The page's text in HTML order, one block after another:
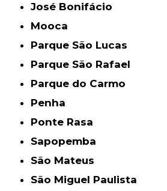
José Bonifácio
Mooca
Parque São Lucas
Parque São Rafael
Parque do Carmo
Penha
Ponte Rasa
Sapopemba
São Mateus
São Miguel Paulista